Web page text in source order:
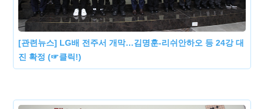
[관련뉴스] LG배 전주서 개막…김명훈-리쉬안하오 등 24강 대
진 확정 (☞클릭!)